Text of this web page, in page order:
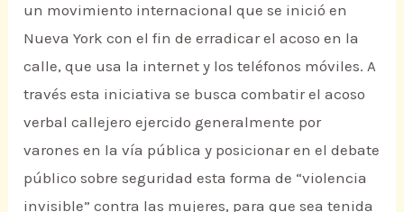
un movimiento internacional que se inició en
Nueva York con el fin de erradicar el acoso en la
calle, que usa la internet y los teléfonos móviles. A
través esta iniciativa se busca combatir el acoso
verbal callejero ejercido generalmente por
varones en la vía pública y posicionar en el debate
público sobre seguridad esta forma de “violencia
invisible” contra las mujeres, para que sea tenida